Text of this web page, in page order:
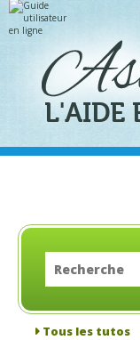
Aller
contenu.
navigation
Outils
personnels
L'AIDE
Tous les tutos